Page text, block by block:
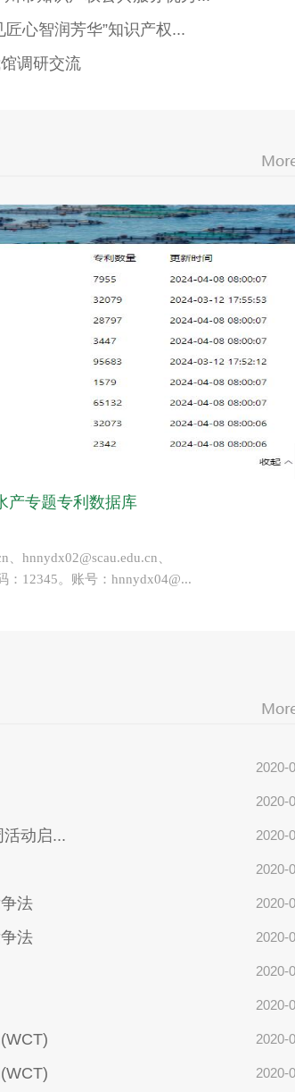
心智润芳华”知识产权...
调研交流
产专题专利数据库
hnnydx02@scau.edu.cn、
：12345。账号：hnnydx04@...
2020-
2020-
动启... 2020-
2020-
法 2020-
法 2020-
2020-
2020-
2020-
2020-